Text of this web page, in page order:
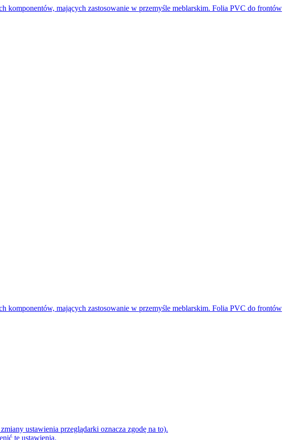
ustawienia przeglądarki oznacza zgodę na to).
te ustawienia.